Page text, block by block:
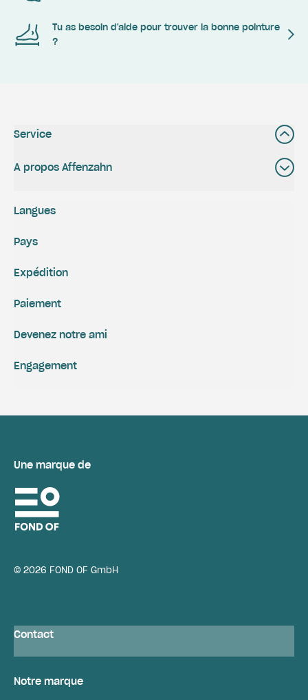
Tu as besoin d'aide pour trouver la bonne pointure
?
Service
A propos Affenzahn
Expédition
Paiement
Engagement
Devenez notre ami
Langues
Pays
Une marque de
© 2026 FOND OF GmbH
Contact
Notre marque